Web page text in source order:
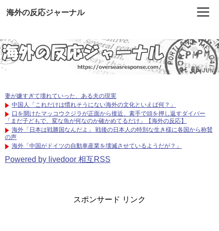
海外の反応ジャーナル
妻が嫌すぎて壊れていった、ある夫の現実
中国人「これだけは慣れそうにない海外の文化といえば何？」
口を開けたマッコウクジラが正面から接近、素手で頭を押し返すダイバー
「まだ子どもで、変な魚が何なのか確かめてるだけ」【海外の反応】
海外「日本は戦勝国なんだよ」 戦後の日本人の特別な生き様に各国から称賛
の声
海外「中国がドイツの自動車産業を壊滅させているようだが？」
Powered by livedoor 相互RSS
スポンサード リンク